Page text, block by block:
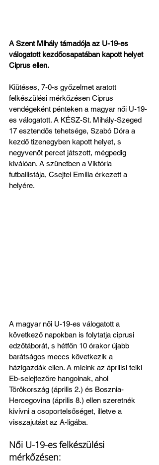
A Szent Mihály támadója az U-19-es
válogatott kezdőcsapatában kapott helyet
Ciprus ellen.
Kiütéses, 7-0-s győzelmet aratott
felkészülési mérkőzésen Ciprus
vendégeként pénteken a magyar női U-19-
es válogatott. A KÉSZ-St. Mihály-Szeged
17 esztendős tehetsége, Szabó Dóra a
kezdő tizenegyben kapott helyet, s
negyvenöt percet játszott, mégpedig
kiválóan. A szünetben a Viktória
futballistája, Csejtei Emília érkezett a
helyére.
A magyar női U-19-es válogatott a
következő napokban is folytatja ciprusi
edzőtáborát, s hétfőn 10 órakor újabb
barátságos meccs következik a
házigazdák ellen. A mieink az áprilisi telki
Eb-selejtezőre hangolnak, ahol
Törökország (április 2.) és Bosznia-
Hercegovina (április 8.) ellen szeretnék
kivívni a csoportelsőséget, illetve a
visszajutást az A-ligába.
Női U-19-es felkészülési
mérkőzésen: